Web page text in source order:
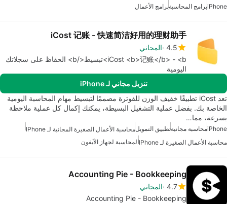
iPhoneبرامج المحاسبةبرامج الأعمال
iCost 记账 - 快速简洁好用的理财助手
4.5 المجاني
iCost <b>记账</b> - <b>تبسيط</b> الحفاظ على سجلاتك
اليومية
تنزيل مجاني لـ iPhone
تعد iCost تطبيقًا خفيف الوزن للفوترة مصممًا لتبسيط مهام المحاسبة اليومية
الخاصة بك. بفضل عملية التشغيل البسيطة، يمكنك إكمال كل عملية ملاحظة
بسرعة، مما…
iPhoneمحاسبة مجانيةتطبيق التمويلمحاسبة الأعمال الصغيرة المجانية لـ IPhone
محاسبة الأعمال الصغيرة لـ IPhone
المحاسبة لجهاز الآيفون
Accounting Pie - Bookkeeping
4.7 المجاني
Accounting Pie - Bookkeeping